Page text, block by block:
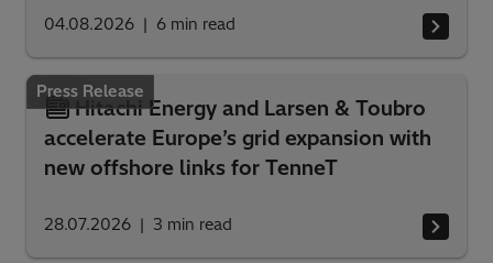
04.08.2026 6 min read
Press Release
Hitachi Energy and Larsen & Toubro
accelerate Europe’s grid expansion with
new offshore links for TenneT
28.07.2026 3 min read